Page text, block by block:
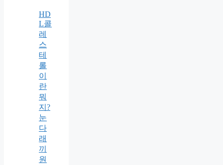
HD
L콜
레
스
테
롤
이
란
뭐
지?
눈
다
래
끼
원